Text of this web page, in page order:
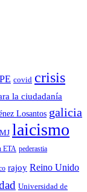
covid crisis
la ciudadaní­a
Losantos galicia
laicismo
ETA pederastia
rajoy Reino Unido
Universidad de